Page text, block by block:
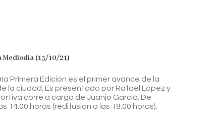
(13/10/21)
Primera Edición es el primer avance de la
la ciudad. Es presentado por Rafael López y
corre a cargo de Juanjo García. De
14:00 horas (redifusión a las 18:00 horas).